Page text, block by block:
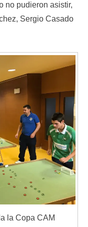
no pudieron asistir,
Sergio Casado
la Copa CAM